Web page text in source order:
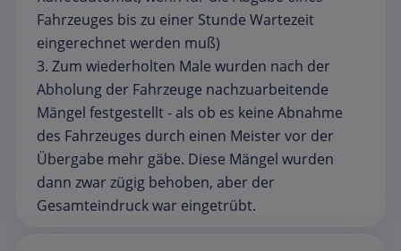
Fahrzeuges bis zu einer Stunde Wartezeit
eingerechnet werden muß)
3. Zum wiederholten Male wurden nach der
Abholung der Fahrzeuge nachzuarbeitende
Mängel festgestellt - als ob es keine Abnahme
des Fahrzeuges durch einen Meister vor der
Übergabe mehr gäbe. Diese Mängel wurden
dann zwar zügig behoben, aber der
Gesamteindruck war eingetrübt.